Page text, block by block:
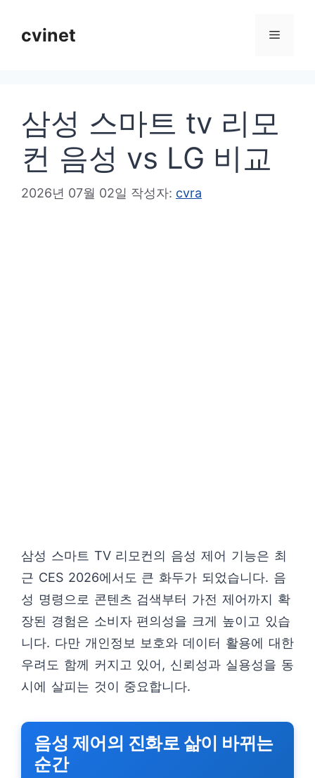
cvinet 메
삼성 스마트 tv 리모
컨 음성 vs LG 비교
2026년 07월 02일 작성자: cvra
삼성 스마트 TV 리모컨의 음성 제어 기능은 최
근 CES 2026에서도 큰 화두가 되었습니다. 음
성 명령으로 콘텐츠 검색부터 가전 제어까지 확
장된 경험은 소비자 편의성을 크게 높이고 있습
니다. 다만 개인정보 보호와 데이터 활용에 대한
우려도 함께 커지고 있어, 신뢰성과 실용성을 동
시에 살피는 것이 중요합니다.
음성 제어의 진화로 삶이 바뀌는
순간